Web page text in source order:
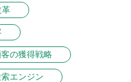
革
の獲得戦略
エンジン